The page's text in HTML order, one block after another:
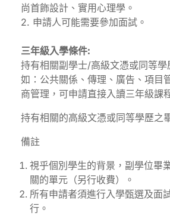
尚首飾設計、實用心理學。
2. 申請人可能需要參加面試。
三年級入學條件:
持有相關副學士/高級文憑或同等學
如：公共關係、傳理、廣告、項目
商管理，可申請直接入讀三年級課
持有相關的高級文憑或同等學歷之
備註
視乎個別學生的背景，副學位畢
關的單元（另行收費）。
所有申請者須進行入學甄選及面
行。